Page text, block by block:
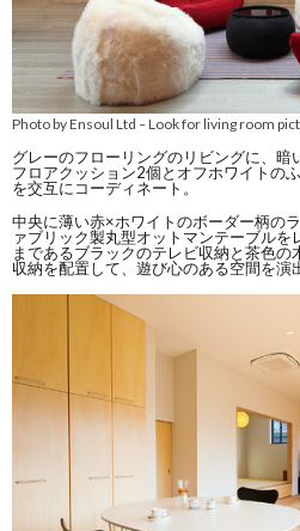
Photo by Ensoul Ltd –Look for living room
グレーのフローリングのリビングに、
フロアクッション2個とオフホワイトの
を交互にコーディネート。
中央に薄い赤×ホワイトのボーダー柄の
ァブリック製丸型オットマンテーブル
まであるブラックのテレビ収納と茶色
収納を配置して、遊び心のある空間を演